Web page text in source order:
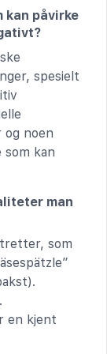
kan påvirke
spesielt
og noen
kan
man
som
en kjent